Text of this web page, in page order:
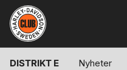
DISTRIKT E Nyheter